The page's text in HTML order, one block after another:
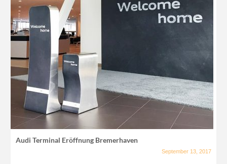
Audi Terminal Eröffnung Bremerhaven
September 13, 2017